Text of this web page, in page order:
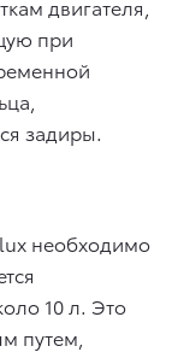
двигателя,
при
задиры.
необходимо
10 л. Это
путем,